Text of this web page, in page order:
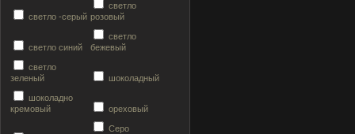
светло -серый
светло
розовый
светло синий
светло
бежевый
светло
зеленый
шоколадный
шоколадно
кремовый
ореховый
Серо